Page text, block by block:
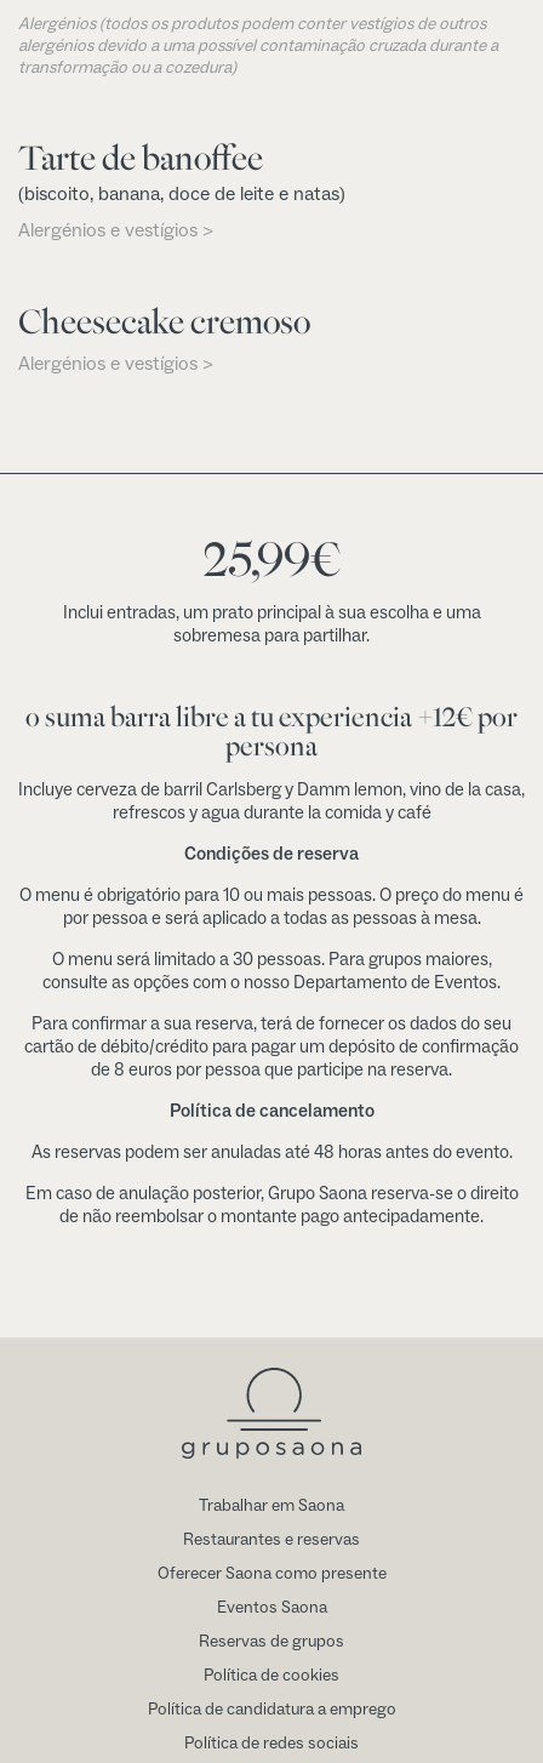
Alergénios (todos os produtos podem conter vestígios de outros
alergénios devido a uma possível contaminação cruzada durante a
transformação ou a cozedura)
Tarte de banoffee
(biscoito, banana, doce de leite e natas)
Alergénios e vestígios >
Cheesecake cremoso
Alergénios e vestígios >
25,99€
Inclui entradas, um prato principal à sua escolha e uma
sobremesa para partilhar.
o suma barra libre a tu experiencia +12€ por
persona
Incluye cerveza de barril Carlsberg y Damm lemon, vino de la casa,
refrescos y agua durante la comida y café
Condições de reserva
O menu é obrigatório para 10 ou mais pessoas. O preço do menu é
por pessoa e será aplicado a todas as pessoas à mesa.
O menu será limitado a 30 pessoas. Para grupos maiores,
consulte as opções com o nosso Departamento de Eventos.
Para confirmar a sua reserva, terá de fornecer os dados do seu
cartão de débito/crédito para pagar um depósito de confirmação
de 8 euros por pessoa que participe na reserva.
Política de cancelamento
As reservas podem ser anuladas até 48 horas antes do evento.
Em caso de anulação posterior, Grupo Saona reserva-se o direito
de não reembolsar o montante pago antecipadamente.
Trabalhar em Saona
Restaurantes e reservas
Oferecer Saona como presente
Eventos Saona
Reservas de grupos
Política de cookies
Política de candidatura a emprego
Política de redes sociais